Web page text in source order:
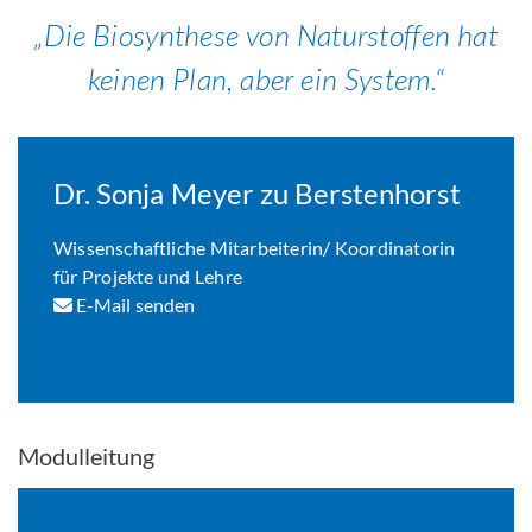
Die Biosynthese von Naturstoffen hat
keinen Plan, aber ein System.
Dr. Sonja Meyer zu Berstenhorst
Wissenschaftliche Mitarbeiterin/ Koordinatorin
für Projekte und Lehre
E-Mail senden
Modulleitung